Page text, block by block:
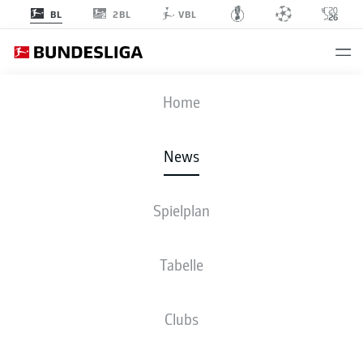
BL 2BL VBL
Home
News
Spielplan
Tabelle
Clubs